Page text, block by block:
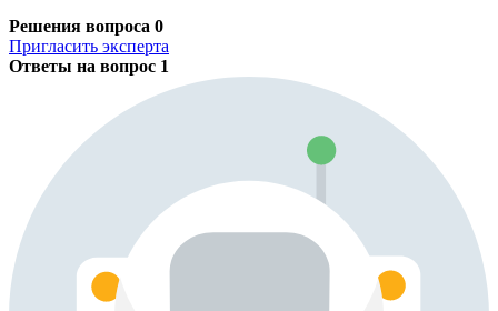
Решения вопроса 0
Пригласить эксперта
Ответы на вопрос 1